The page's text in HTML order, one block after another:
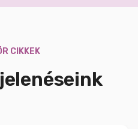
CIKKEK